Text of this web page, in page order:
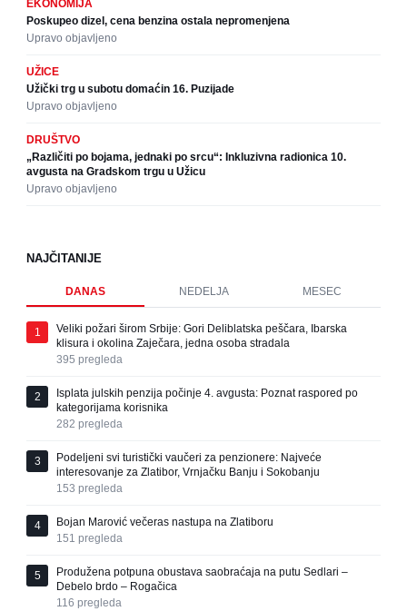
EKONOMIJA
Poskupeo dizel, cena benzina ostala nepromenjena
Upravo objavljeno
UŽICE
Užički trg u subotu domaćin 16. Puzijade
Upravo objavljeno
DRUŠTVO
„Različiti po bojama, jednaki po srcu“: Inkluzivna radionica 10.
avgusta na Gradskom trgu u Užicu
Upravo objavljeno
NAJČITANIJE
DANAS NEDELJA MESEC
1
Veliki požari širom Srbije: Gori Deliblatska peščara, Ibarska
klisura i okolina Zaječara, jedna osoba stradala
395 pregleda
2
Isplata julskih penzija počinje 4. avgusta: Poznat raspored po
kategorijama korisnika
282 pregleda
3
Podeljeni svi turistički vaučeri za penzionere: Najveće
interesovanje za Zlatibor, Vrnjačku Banju i Sokobanju
153 pregleda
4
Bojan Marović večeras nastupa na Zlatiboru
151 pregleda
5
Produžena potpuna obustava saobraćaja na putu Sedlari –
Debelo brdo – Rogačica
116 pregleda